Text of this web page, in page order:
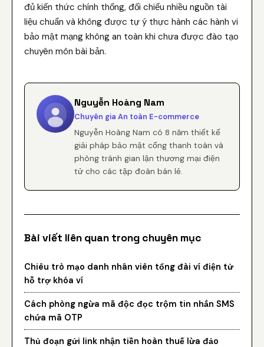
đủ kiến thức chính thống, đối chiếu nhiều nguồn tài
liệu chuẩn và không được tự ý thực hành các hành vi
bảo mật mạng không an toàn khi chưa được đào tạo
chuyên môn bài bản.
Nguyễn Hoàng Nam
Chuyên gia An toàn E-commerce
Nguyễn Hoàng Nam có 8 năm thiết kế
giải pháp bảo mật cổng thanh toán và
phòng tránh gian lận thương mại điện
tử cho các tập đoàn bán lẻ.
Bài viết liên quan trong chuyên mục
Chiêu trò mạo danh nhân viên tổng đài ví điện tử
hỗ trợ khóa ví
Cách phòng ngừa mã độc đọc trộm tin nhắn SMS
chứa mã OTP
Thủ đoạn gửi link nhận tiền hoàn thuế lừa đảo